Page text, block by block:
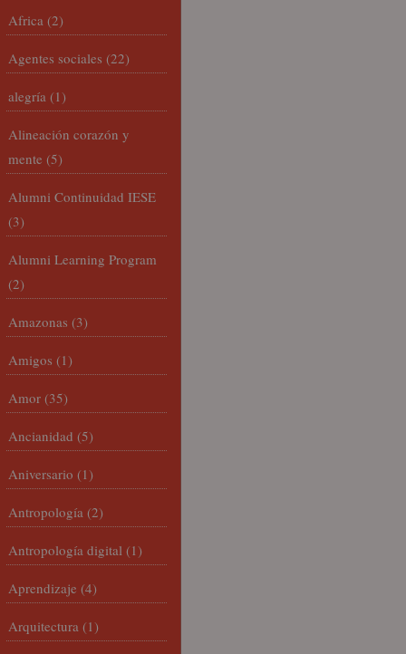
Africa (2)
Agentes sociales (22)
alegría (1)
Alineación corazón y
mente (5)
Alumni Continuidad IESE
(3)
Alumni Learning Program
(2)
Amazonas (3)
Amigos (1)
Amor (35)
Ancianidad (5)
Aniversario (1)
Antropología (2)
Antropología digital (1)
Aprendizaje (4)
Arquitectura (1)